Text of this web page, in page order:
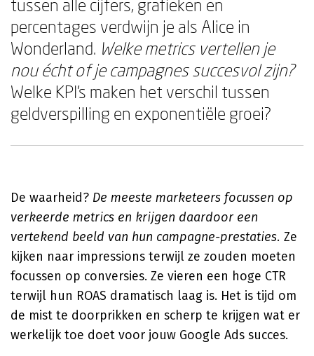
tussen alle cijfers, grafieken en
percentages verdwijn je als Alice in
Wonderland. Welke metrics vertellen je
nou écht of je campagnes succesvol zijn?
Welke KPI's maken het verschil tussen
geldverspilling en exponentiële groei?
De waarheid? De meeste marketeers focussen op
verkeerde metrics en krijgen daardoor een
vertekend beeld van hun campagne-prestaties. Ze
kijken naar impressions terwijl ze zouden moeten
focussen op conversies. Ze vieren een hoge CTR
terwijl hun ROAS dramatisch laag is. Het is tijd om
de mist te doorprikken en scherp te krijgen wat er
werkelijk toe doet voor jouw Google Ads succes.